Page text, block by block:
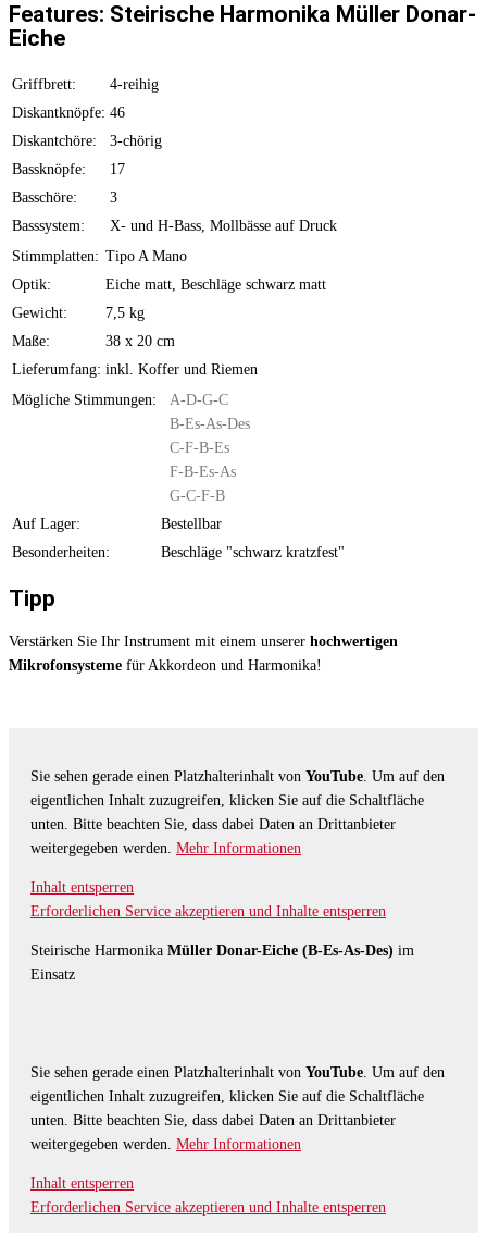
Features: Steirische Harmonika Müller Donar-
Eiche
Griffbrett:
4-reihig
Diskantknöpfe: 46
Diskantchöre:
3-chörig
Bassknöpfe:
17
Basschöre:
3
Basssystem:
X- und H-Bass, Mollbässe auf Druck
Stimmplatten: Tipo A Mano
Optik:
Eiche matt, Beschläge schwarz matt
Gewicht:
7,5 kg
Maße:
38 x 20 cm
Lieferumfang: inkl. Koffer und Riemen
Mögliche Stimmungen:
A-D-G-C
B-Es-As-Des
C-F-B-Es
F-B-Es-As
G-C-F-B
Auf Lager:
Bestellbar
Besonderheiten:
Beschläge "schwarz kratzfest"
Tipp
Verstärken Sie Ihr Instrument mit einem unserer hochwertigen
Mikrofonsysteme für Akkordeon und Harmonika!
Sie sehen gerade einen Platzhalterinhalt von YouTube . Um auf den
eigentlichen Inhalt zuzugreifen, klicken Sie auf die Schaltfläche
unten. Bitte beachten Sie, dass dabei Daten an Drittanbieter
weitergegeben werden. Mehr Informationen
Inhalt entsperren
Erforderlichen Service akzeptieren und Inhalte entsperren
Steirische Harmonika Müller Donar-Eiche (B-Es-As-Des) im
Einsatz
Sie sehen gerade einen Platzhalterinhalt von YouTube . Um auf den
eigentlichen Inhalt zuzugreifen, klicken Sie auf die Schaltfläche
unten. Bitte beachten Sie, dass dabei Daten an Drittanbieter
weitergegeben werden. Mehr Informationen
Inhalt entsperren
Erforderlichen Service akzeptieren und Inhalte entsperren